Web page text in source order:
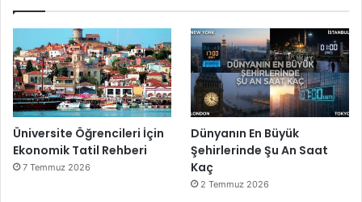
Üniversite Öğrencileri İçin
Ekonomik Tatil Rehberi
7 Temmuz 2026
Dünyanın En Büyük
Şehirlerinde Şu An Saat
Kaç
2 Temmuz 2026